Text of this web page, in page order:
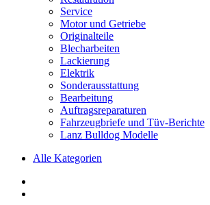
Service
Motor und Getriebe
Originalteile
Blecharbeiten
Lackierung
Elektrik
Sonderausstattung
Bearbeitung
Auftragsreparaturen
Fahrzeugbriefe und Tüv-Berichte
Lanz Bulldog Modelle
Alle Kategorien